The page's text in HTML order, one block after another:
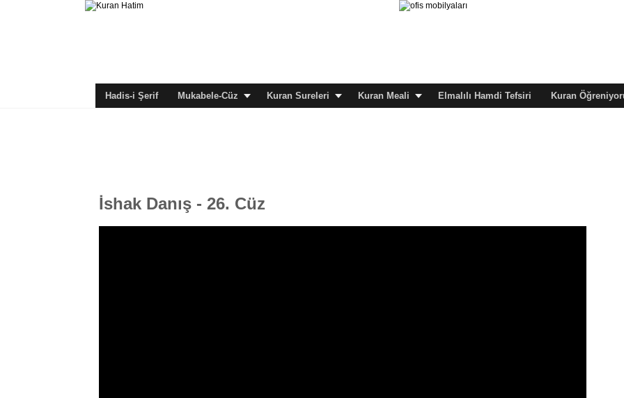
Hadis-i Şerif Mukabele-Cüz Kuran Sureleri Kuran Meali Elmalılı Hamdi Tefsiri Kuran
İshak Danış - 26. Cüz